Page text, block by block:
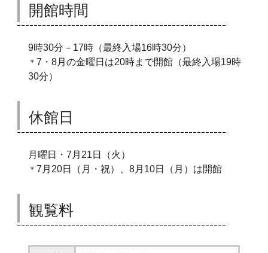
開館時間
9時30分－17時（最終入場16時30分）
＊ 7・8月の金曜日は20時まで開館（最終入場19時
30分）
休館日
月曜日・7月21日（火）
＊ 7月20日（月・祝）、8月10日（月）は開館
観覧料